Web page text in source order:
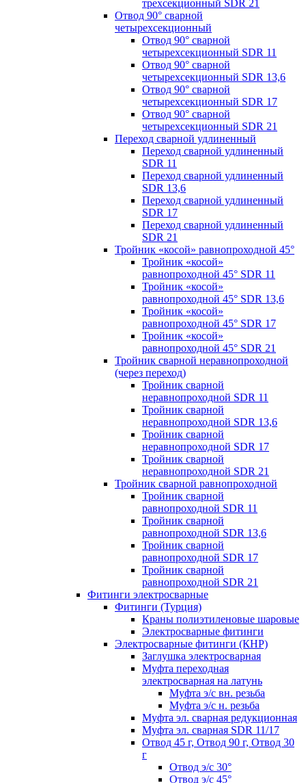
трехсекционный SDR 21
Отвод 90° сварной
четырехсекционный
Отвод 90° сварной
четырехсекционный SDR 11
Отвод 90° сварной
четырехсекционный SDR 13,6
Отвод 90° сварной
четырехсекционный SDR 17
Отвод 90° сварной
четырехсекционный SDR 21
Переход сварной удлиненный
Переход сварной удлиненный
SDR 11
Переход сварной удлиненный
SDR 13,6
Переход сварной удлиненный
SDR 17
Переход сварной удлиненный
SDR 21
Тройник «косой» равнопроходной 45°
Тройник «косой»
равнопроходной 45° SDR 11
Тройник «косой»
равнопроходной 45° SDR 13,6
Тройник «косой»
равнопроходной 45° SDR 17
Тройник «косой»
равнопроходной 45° SDR 21
Тройник сварной неравнопроходной
(через переход)
Тройник сварной
неравнопроходной SDR 11
Тройник сварной
неравнопроходной SDR 13,6
Тройник сварной
неравнопроходной SDR 17
Тройник сварной
неравнопроходной SDR 21
Тройник сварной равнопроходной
Тройник сварной
равнопроходной SDR 11
Тройник сварной
равнопроходной SDR 13,6
Тройник сварной
равнопроходной SDR 17
Тройник сварной
равнопроходной SDR 21
Фитинги электросварные
Фитинги (Турция)
Краны полиэтиленовые шаровые
Электросварные фитинги
Электросварные фитинги (КНР)
Заглушка электросварная
Муфта переходная
электросварная на латунь
Муфта э/с вн. резьба
Муфта э/с н. резьба
Муфта эл. cварная редукционная
Муфта эл. сварная SDR 11/17
Отвод 45 г, Отвод 90 г, Отвод 30
г
Отвод э/с 30°
Отвод э/с 45°